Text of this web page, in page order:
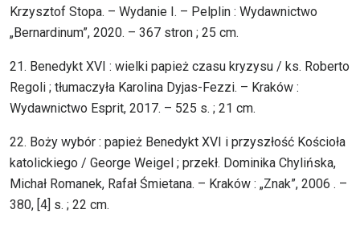
Krzysztof Stopa. – Wydanie I. – Pelplin : Wydawnictwo
„Bernardinum”, 2020. – 367 stron ; 25 cm.
21. Benedykt XVI : wielki papież czasu kryzysu / ks. Roberto
Regoli ; tłumaczyła Karolina Dyjas-Fezzi. – Kraków :
Wydawnictwo Esprit, 2017. – 525 s. ; 21 cm.
22. Boży wybór : papież Benedykt XVI i przyszłość Kościoła
katolickiego / George Weigel ; przekł. Dominika Chylińska,
Michał Romanek, Rafał Śmietana. – Kraków : „Znak”, 2006 . –
380, [4] s. ; 22 cm.